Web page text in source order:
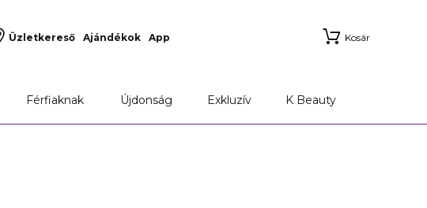
Üzletkereső Ajándékok App Kosár
Férfiaknak Újdonság Exkluzív K Beauty